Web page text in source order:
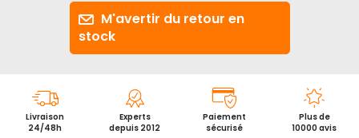
M'avertir du retour en
stock
Livraison
24/48h
Experts
depuis 2012
Paiement
sécurisé
Plus de
10000 avis